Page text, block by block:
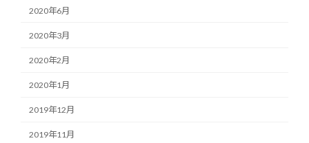
2020年6月
2020年3月
2020年2月
2020年1月
2019年12月
2019年11月